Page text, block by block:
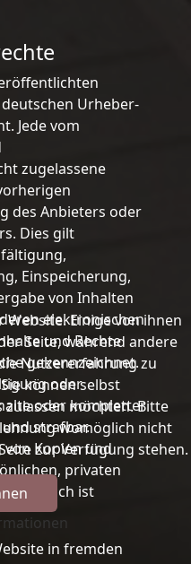
Urheber-
Jede vom
zugelassene
des Anbieters oder
Dies gilt
Einspeicherung,
von Inhalten
elektronischen
und Rechte
gekennzeichnet.
oder
oder kompletter
strafbar.
Kopien und
privaten
Gebrauch ist
in fremden
Einige von ihnen
Seite, während andere
Nutzererfahrung zu
können selbst
zulassen möchten. Bitte
womöglich nicht
zur Verfügung stehen.